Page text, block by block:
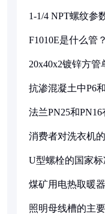
1-1/4 NPT螺纹参
F1010E是什么管
20x40x2镀锌方
抗渗混凝土中P6
法兰PN25和PN16
消费者对洗衣机
U型螺栓的国家标
煤矿用电热取暖
照明母线槽的主